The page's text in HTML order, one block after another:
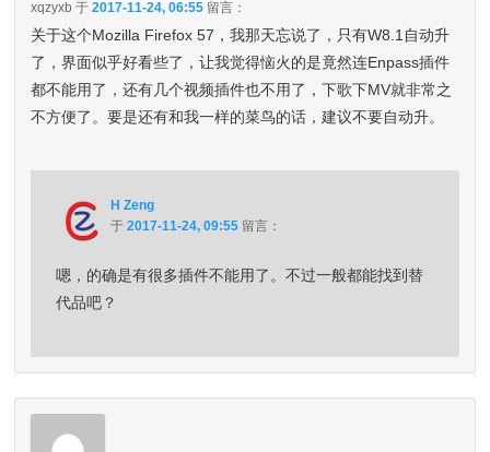
xqzyxb 于2017-11-24, 06:55 留言：
关于这个Mozilla Firefox 57，我那天忘说了，只有W8.1自动升
了，界面似乎好看些了，让我觉得恼火的是竟然连Enpass插件
都不能用了，还有几个视频插件也不用了，下歌下MV就非常之
不方便了。要是还有和我一样的菜鸟的话，建议不要自动升。
H Zeng
于2017-11-24, 09:55 留言：
嗯，的确是有很多插件不能用了。不过一般都能找到替
代品吧？